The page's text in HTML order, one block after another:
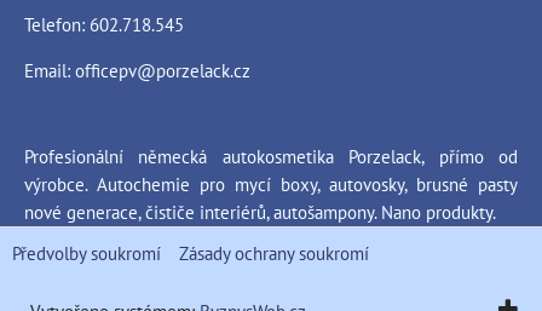
Telefon: 602.718.545
Email: officepv@porzelack.cz
Profesionální německá autokosmetika Porzelack, přímo od
výrobce. Autochemie pro mycí boxy, autovosky, brusné pasty
nové generace, čističe interiérů, autošampony. Nano produkty.
Předvolby soukromí
Zásady ochrany soukromí